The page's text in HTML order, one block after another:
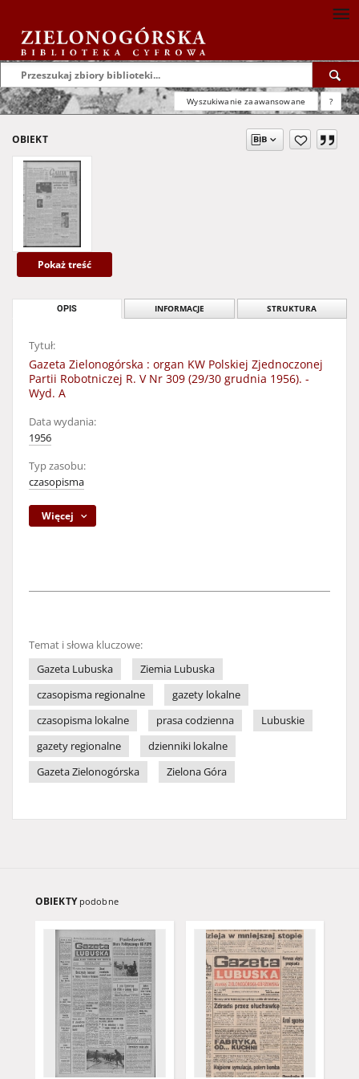
Wyszukiwanie zaawansowane ?
OBIEKT
Pokaż treść
OPIS INFORMACJE STRUKTURA
Tytuł:
Gazeta Zielonogórska : organ KW Polskiej Zjednoczonej
Partii Robotniczej R. V Nr 309 (29/30 grudnia 1956). -
Wyd. A
Data wydania:
1956
Typ zasobu:
czasopisma
Więcej
Temat i słowa kluczowe:
Gazeta Lubuska
Ziemia Lubuska
czasopisma regionalne
gazety lokalne
czasopisma lokalne
prasa codzienna
Lubuskie
gazety regionalne
dzienniki lokalne
Gazeta Zielonogórska
Zielona Góra
OBIEKTY podobne